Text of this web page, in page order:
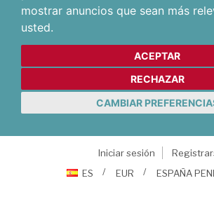
mostrar anuncios que sean más
usted.
ACEPTAR
RECHAZAR
CAMBIAR
Iniciar sesión
ES
EUR ESPAÑA